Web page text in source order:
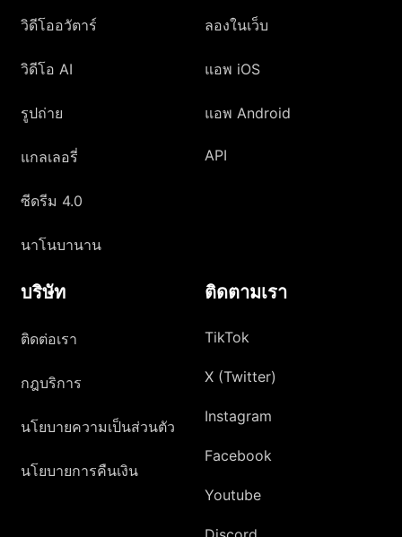
วิดีโออวัตาร์
วิดีโอ AI
รูปถ่าย
แกลเลอรี่
ซีดรีม 4.0
นาโนบานาน
ลองในเว็บ
แอพ iOS
แอพ Android
API
บริษัท
ติดต่อเรา
กฎบริการ
นโยบายความเป็นส่วนตัว
นโยบายการคืนเงิน
ติดตามเรา
TikTok
X (Twitter)
Instagram
Facebook
Youtube